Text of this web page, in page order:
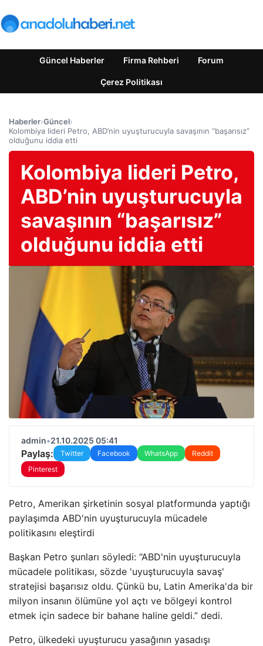
Güncel Haberler Firma Rehberi Forum
Çerez Politikası
Haberler›Güncel›
Kolombiya lideri Petro, ABD’nin uyuşturucuyla savaşının “başarısız”
olduğunu iddia etti
Kolombiya lideri Petro,
ABD’nin uyuşturucuyla
savaşının “başarısız”
olduğunu iddia etti
admin•21.10.2025 05:41
Paylaş: Twitter Facebook WhatsApp
Reddit
Pinterest
Petro, Amerikan şirketinin sosyal platformunda yaptığı
paylaşımda ABD'nin uyuşturucuyla mücadele
politikasını eleştirdi
Başkan Petro şunları söyledi: “ABD'nin uyuşturucuyla
mücadele politikası, sözde 'uyuşturucuyla savaş'
stratejisi başarısız oldu. Çünkü bu, Latin Amerika'da bir
milyon insanın ölümüne yol açtı ve bölgeyi kontrol
etmek için sadece bir bahane haline geldi.” dedi.
Petro, ülkedeki uyuşturucu yasağının yasadışı